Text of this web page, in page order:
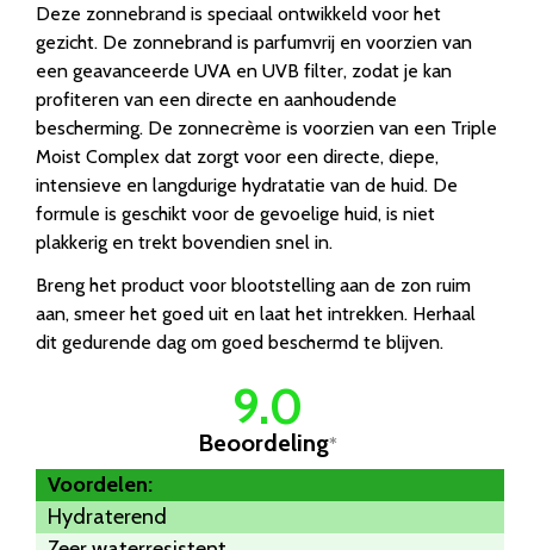
Deze zonnebrand is speciaal ontwikkeld voor het
gezicht. De zonnebrand is parfumvrij en voorzien van
een geavanceerde UVA en UVB filter, zodat je kan
profiteren van een directe en aanhoudende
bescherming. De zonnecrème is voorzien van een Triple
Moist Complex dat zorgt voor een directe, diepe,
intensieve en langdurige hydratatie van de huid. De
formule is geschikt voor de gevoelige huid, is niet
plakkerig en trekt bovendien snel in.
Breng het product voor blootstelling aan de zon ruim
aan, smeer het goed uit en laat het intrekken. Herhaal
dit gedurende dag om goed beschermd te blijven.
9.0
Beoordeling*
Voordelen:
Hydraterend